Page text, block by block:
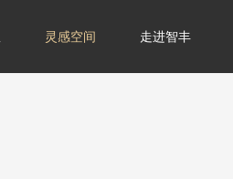
灵感空间 走进智丰